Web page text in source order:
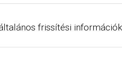
frissítési